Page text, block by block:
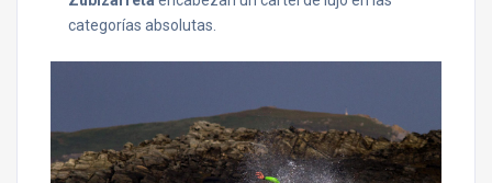
categorías absolutas.